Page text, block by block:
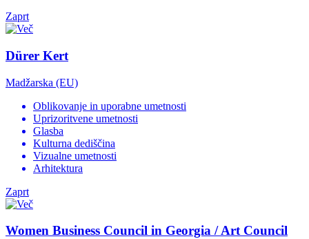
Zaprt
Dürer Kert
Madžarska (EU)
Oblikovanje in uporabne umetnosti
Uprizoritvene umetnosti
Glasba
Kulturna dediščina
Vizualne umetnosti
Arhitektura
Zaprt
Women Business Council in Georgia / Art Council